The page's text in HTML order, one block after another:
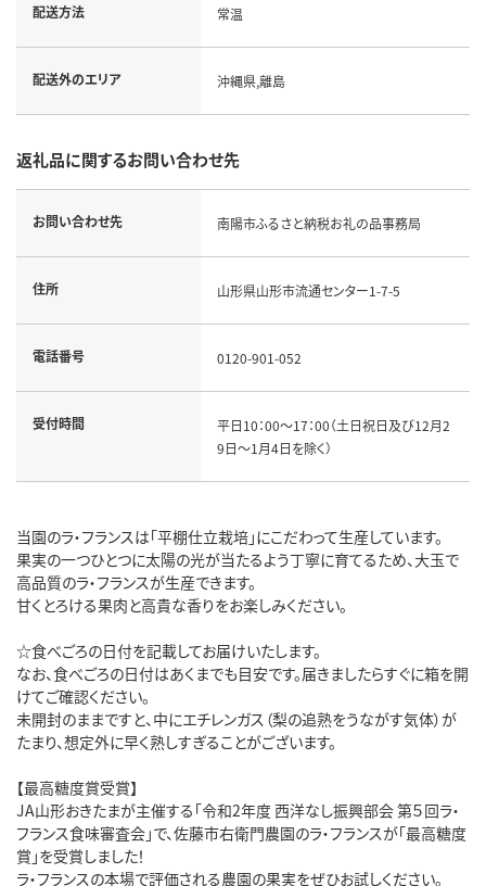
配送方法 常温
配送外のエリア 沖縄県,離島
返礼品に関するお問い合わせ先
お問い合わせ先 南陽市ふるさと納税お礼の品事務局
住所 山形県山形市流通センター1-7-5
電話番号 0120-901-052
受付時間
平日10：00～17：00（土日祝日及び12月2
9日～1月4日を除く）
当園のラ・フランスは「平棚仕立栽培」にこだわって生産しています。
果実の一つひとつに太陽の光が当たるよう丁寧に育てるため、大玉で
高品質のラ・フランスが生産できます。
甘くとろける果肉と高貴な香りをお楽しみください。
☆食べごろの日付を記載してお届けいたします。
なお、食べごろの日付はあくまでも目安です。届きましたらすぐに箱を開
けてご確認ください。
未開封のままですと、中にエチレンガス（梨の追熟をうながす気体）が
たまり、想定外に早く熟しすぎることがございます。
【最高糖度賞受賞】
JA山形おきたまが主催する「令和2年度 西洋なし振興部会 第５回ラ・
フランス食味審査会」で、佐藤市右衛門農園のラ・フランスが「最高糖度
賞」を受賞しました！
ラ・フランスの本場で評価される農園の果実をぜひお試しください。